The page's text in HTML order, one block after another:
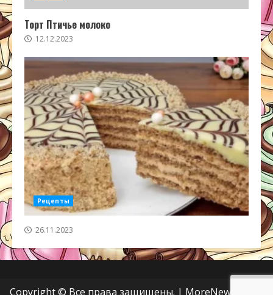
Торт Птичье молоко
12.12.2023
Рецепты
26.11.2023
Copyright © Все права защищены. | MoreNews